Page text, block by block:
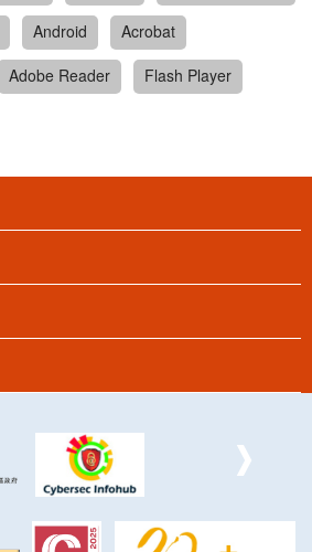
Android
Acrobat
Adobe Reader
Flash Player